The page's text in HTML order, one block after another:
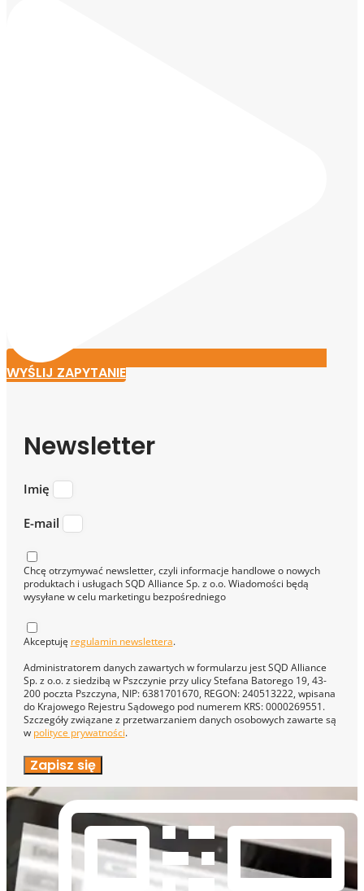
WYŚLIJ ZAPYTANIE
Newsletter
Imię
E-mail
Chcę otrzymywać newsletter, czyli informacje handlowe o nowych
produktach i usługach SQD Alliance Sp. z o.o. Wiadomości będą
wysyłane w celu marketingu bezpośredniego
Akceptuję regulamin newslettera.
Administratorem danych zawartych w formularzu jest SQD Alliance
Sp. z o.o. z siedzibą w Pszczynie przy ulicy Stefana Batorego 19, 43-
200 poczta Pszczyna, NIP: 6381701670, REGON: 240513222, wpisana
do Krajowego Rejestru Sądowego pod numerem KRS: 0000269551.
Szczegóły związane z przetwarzaniem danych osobowych zawarte są
w polityce prywatności.
Zapisz się